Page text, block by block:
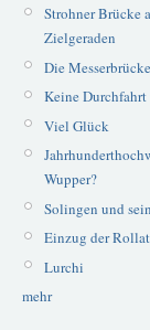
Strohner Brücke
Zielgeraden
Die
Keine
Viel Glück
Wupper?
Solingen und
Einzug der
Lurchi
mehr